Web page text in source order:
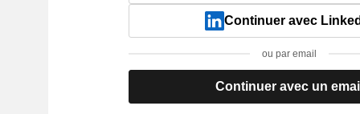
Continuer avec
ou par email
Continuer avec un email